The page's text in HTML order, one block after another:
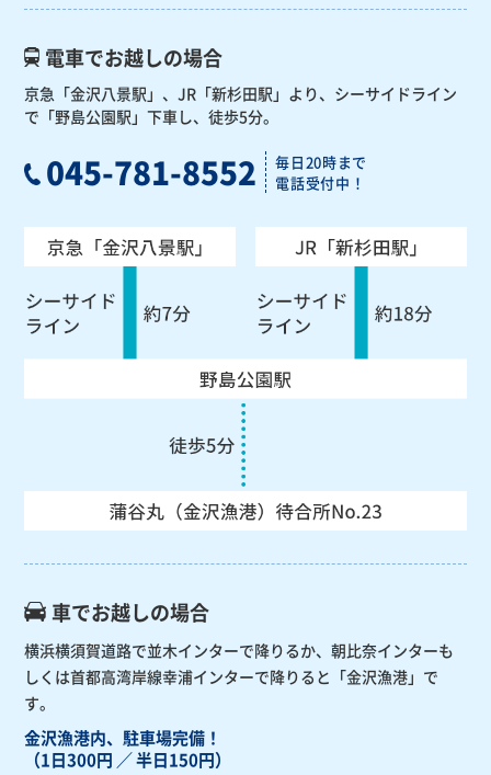
電車でお越しの場合
京急「金沢八景駅」、JR「新杉田駅」より、 シーサイドライン
で「野島公園駅」下車し、徒歩5分。
045-781-8552
毎日20時まで
電話受付中！
車でお越しの場合
横浜横須賀道路で並木インターで降りるか、朝比奈インターも
しくは首都高湾岸線幸浦インターで降りると「金沢漁港」で
す。
金沢漁港内、駐車場完備！
（1日300円 ／ 半日150円）